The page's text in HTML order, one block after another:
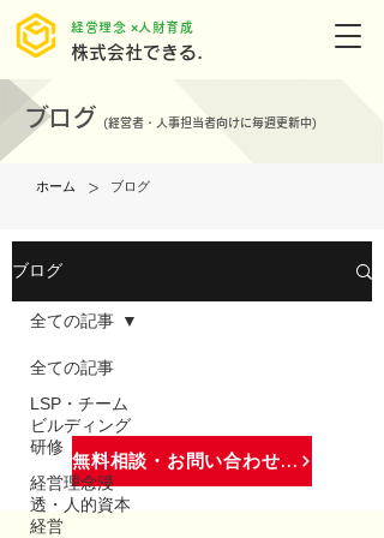
株式会社できる.
​経営理念 ×人財育成
ブログ (経営者・人事担当者向けに毎週更新中)
ホーム > ブログ
ブログ
全ての記事
LSP・チーム
ビルディング
研修
経営理念浸
透・人的資本
経営
全ての記事
無料相談・お問い合わせはこちら